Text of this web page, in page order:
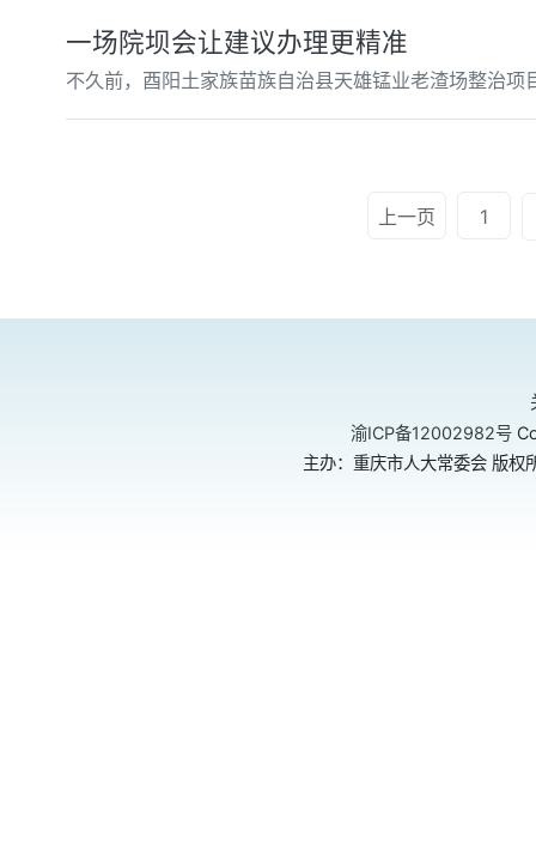
一场院坝会让建议办理更精准
不久前，酉阳土家族苗族自治县天雄锰业老渣场整治
上一页 1
渝ICP备12002982号
主办：重庆市人大常委会 版